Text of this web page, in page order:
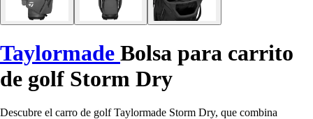
Taylormade Bolsa para carrito
de golf Storm Dry
Descubre el carro de golf Taylormade Storm Dry, que combina